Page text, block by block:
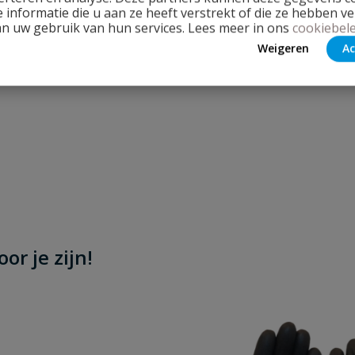
informatie die u aan ze heeft verstrekt of die ze hebben
uw gebruik van hun services. Lees meer in ons
Weigeren
je zijn!